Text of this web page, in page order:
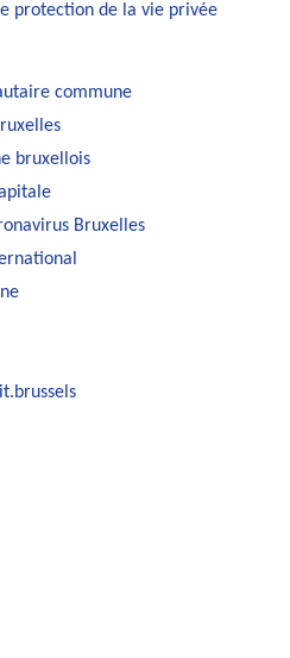
protection de la vie privée
commune
bruxellois
Bruxelles